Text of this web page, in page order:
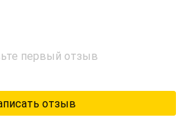
первый отзыв
отзыв